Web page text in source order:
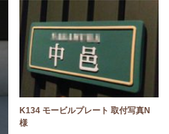
K134 モービルプレート 取付写真N
様